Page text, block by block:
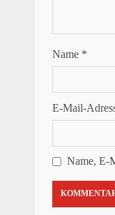
Name *
E-Mail-
Name, E-